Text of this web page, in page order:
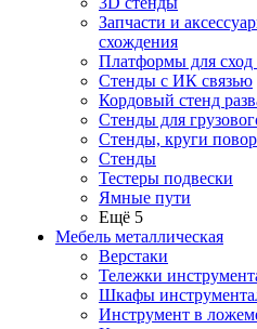
Запчасти и
схождения
Платформы для сход
Стенды с ИК связью
Кордовый стенд
Стенды для
Стенды, круги
Стенды
Тестеры подвески
Ямные пути
Ещё 5
Мебель металлическая
Верстаки
Тележки
Шкафы
Инструмент в